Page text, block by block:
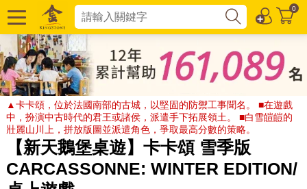
0
▲卡卡頌，位於法國南部的古城，以堅固的防禦工事聞名。 ■在遊戲
中，扮演中古時代的君王或諸侯，派遣手下拓展領土。 ■白雪皚皚的
壯麗山川上，拼放版圖並派遣角色，爭取最高分數的策略。
【新天鵝堡桌遊】卡卡頌 雪季版
CARCASSONNE: WINTER EDITION/